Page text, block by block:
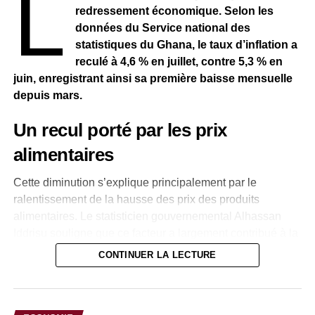
L
redressement économique. Selon les
données du Service national des
statistiques du Ghana, le taux d’inflation a
reculé à 4,6 % en juillet, contre 5,3 % en
juin, enregistrant ainsi sa première baisse mensuelle
depuis mars.
Un recul porté par les prix
alimentaires
Cette diminution s’explique principalement par le
ralentissement de la hausse des prix des produits
baisse de l’inflation globale.
Des pressions encore internes
Malgré cette amélioration, les autorités indiquent que
CONTINUER LA LECTURE